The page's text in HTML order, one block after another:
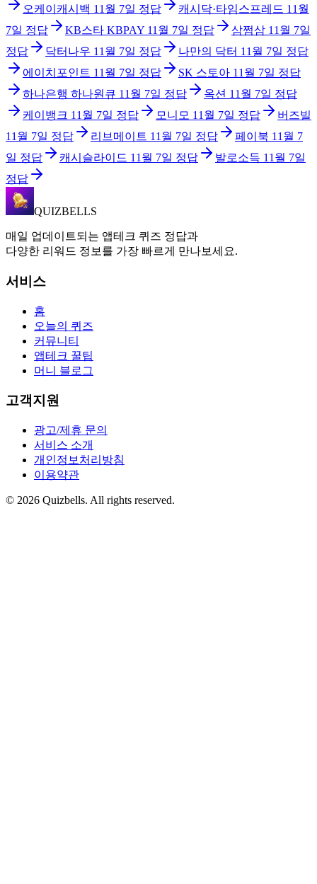
오케이캐시백 11월 7일 정답 캐시닥·타임스프레드 11월
7일 정답 KB스타 KBPAY 11월 7일 정답 삼쩜삼 11월 7일
정답
닥터나우 11월 7일 정답 나만의 닥터 11월 7일 정답
에이치포인트 11월 7일 정답 SK 스토아 11월 7일 정답
하나은행 하나원큐 11월 7일 정답 옥션 11월 7일 정답
케이뱅크 11월 7일 정답 모니모 11월 7일 정답
버즈빌
11월 7일 정답 리브메이트 11월 7일 정답 페이북 11월 7
일 정답 캐시슬라이드 11월 7일 정답 발로소득 11월 7일
정답
QUIZBELLS
매일 업데이트되는 앱테크 퀴즈 정답과
다양한 리워드 정보를 가장 빠르게 만나보세요.
서비스
홈
오늘의 퀴즈
커뮤니티
앱테크 꿀팁
머니 블로그
고객지원
광고/제휴 문의
서비스 소개
개인정보처리방침
이용약관
© 2026 Quizbells. All rights reserved.